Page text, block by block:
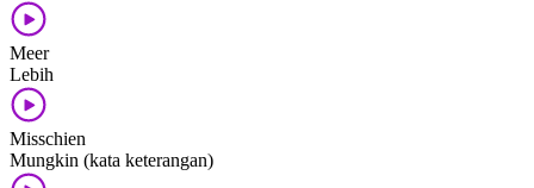
Meer
Lebih
Misschien
Mungkin (kata keterangan)